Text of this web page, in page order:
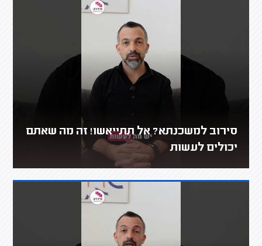
סירוב למשכנתא? אל תתייאשו! זה מה שאתם
יכולים לעשות